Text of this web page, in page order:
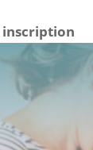
inscription